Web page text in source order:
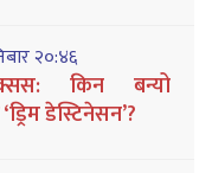
२०:४६
किन बन्यो
डेस्टिनेसन’?